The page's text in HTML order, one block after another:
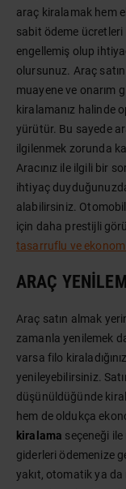
araç kiralamak hem
sabit ödeme ücretleri
engellemiş olup
olursunuz. Araç satın
muayene ve onarım
kiralamanız halinde
yürütür. Bu sayede
ilgilenmek zorunda
Aracınız ile ilgili bir
ihtiyaç
alabilirsiniz.
için daha prestijli
tasarruflu ve
ARAÇ
Araç satın almak
zamanla yenilemek
varsa filo
yenileyebilirsiniz.
düşünüldüğünde
hem de oldukça
kiralama seçeneği
giderleri ödemenize
yakıt, otomatik ya